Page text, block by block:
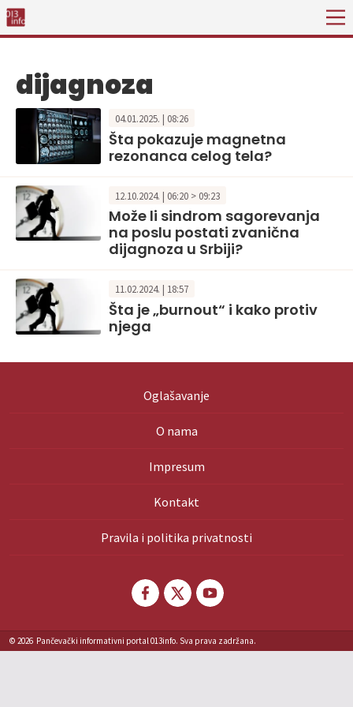
dijagnoza
04.01.2025. | 08:26
Šta pokazuje magnetna
rezonanca celog tela?
12.10.2024. | 06:20 > 09:23
Može li sindrom sagorevanja
na poslu postati zvanična
dijagnoza u Srbiji?
11.02.2024. | 18:57
Šta je „burnout“ i kako protiv
njega
Oglašavanje
O nama
Impresum
Kontakt
Pravila i politika privatnosti
© 2026 Pančevački informativni portal 013info. Sva prava zadržana.